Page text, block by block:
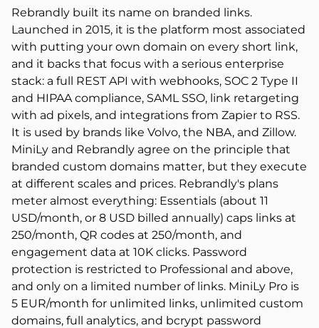
Rebrandly built its name on branded links.
Launched in 2015, it is the platform most associated
with putting your own domain on every short link,
and it backs that focus with a serious enterprise
stack: a full REST API with webhooks, SOC 2 Type II
and HIPAA compliance, SAML SSO, link retargeting
with ad pixels, and integrations from Zapier to RSS.
It is used by brands like Volvo, the NBA, and Zillow.
MiniLy and Rebrandly agree on the principle that
branded custom domains matter, but they execute
at different scales and prices. Rebrandly's plans
meter almost everything: Essentials (about 11
USD/month, or 8 USD billed annually) caps links at
250/month, QR codes at 250/month, and
engagement data at 10K clicks. Password
protection is restricted to Professional and above,
and only on a limited number of links. MiniLy Pro is
5 EUR/month for unlimited links, unlimited custom
domains, full analytics, and bcrypt password